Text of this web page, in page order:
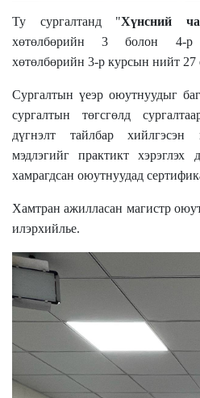
Ту сургалтанд "Хүнсний
хөтөлбөрийн 3 болон 4-
хөтөлбөрийн 3-р курсын нийт 27
Сургалтын үеэр оюутнуудыг
сургалтын төгсгөлд
дүгнэлт тайлбар
мэдлэгийг практикт хэрэглэх
хамрагдсан оюутнуудад
Хамтран ажилласан магистр
илэрхийлье.